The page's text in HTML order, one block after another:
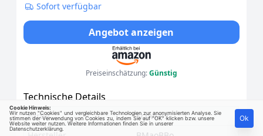
Sofort verfügbar
Angebot anzeigen
Preiseinschätzung:Günstig
Technische Details
Farbe
Schwarz
Cookie Hinweis:
Wir nutzen "Cookies" und vergleichbare Technologien zur anonymisierten Analyse. Sie
stimmen der Verwendung von Cookies zu, indem Sie auf "OK" klicken bzw. unsere
Website weiter nutzen. Weitere Informationen finden Sie in unserer
Datenschutzerklärung
Ok